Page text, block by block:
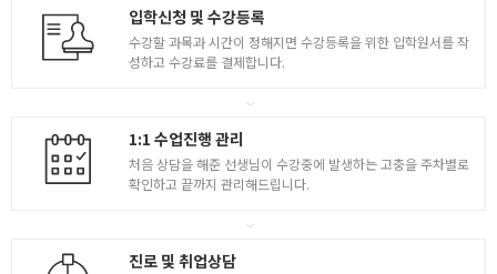
입학신청 및 수강등록
수강할 과목과 시간이 정해지면 수강등록을 위한 입학원서를 작
성하고 수강료를 결제합니다.
1:1 수업진행 관리
처음 상담을 해준 선생님이 수강중에 발생하는 고충을 주차별로
확인하고 끝까지 관리해드립니다.
진로 및 취업상담